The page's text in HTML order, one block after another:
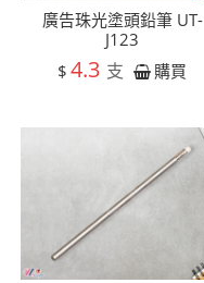
廣告珠光塗頭鉛筆 UT-
J123
$ 4.3 支 購買